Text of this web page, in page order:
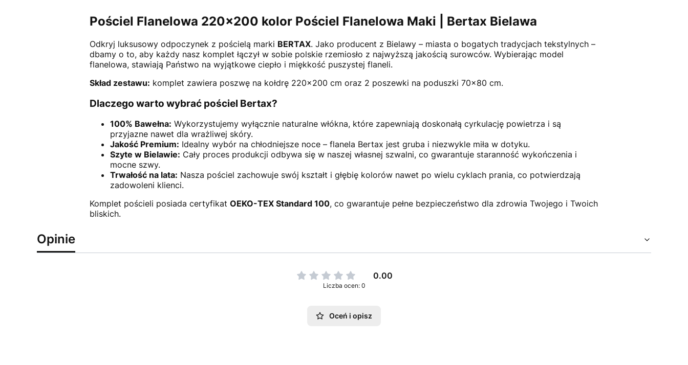
Pościel Flanelowa 220x200 kolor Pościel Flanelowa Maki | Bertax Bielawa
Odkryj luksusowy odpoczynek z pościelą marki BERTAX. Jako producent z Bielawy – miasta o bogatych tradycjach tekstylnych –
dbamy o to, aby każdy nasz komplet łączył w sobie polskie rzemiosło z najwyższą jakością surowców. Wybierając model
flanelowa, stawiają Państwo na wyjątkowe ciepło i miękkość puszystej flaneli.
Skład zestawu: komplet zawiera poszwę na kołdrę 220×200 cm oraz 2 poszewki na poduszki 70×80 cm.
Dlaczego warto wybrać pościel Bertax?
100% Bawełna: Wykorzystujemy wyłącznie naturalne włókna, które zapewniają doskonałą cyrkulację powietrza i są
przyjazne nawet dla wrażliwej skóry.
Jakość Premium: Idealny wybór na chłodniejsze noce – flanela Bertax jest gruba i niezwykle miła w dotyku.
Szyte w Bielawie: Cały proces produkcji odbywa się w naszej własnej szwalni, co gwarantuje staranność wykończenia i
mocne szwy.
Trwałość na lata: Nasza pościel zachowuje swój kształt i głębię kolorów nawet po wielu cyklach prania, co potwierdzają
zadowoleni klienci.
Komplet pościeli posiada certyfikat OEKO-TEX Standard 100, co gwarantuje pełne bezpieczeństwo dla zdrowia Twojego i Twoich
bliskich.
Opinie
0.00
Liczba ocen: 0
Oceń i opisz